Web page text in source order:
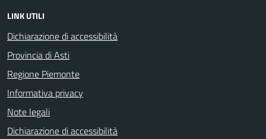
LINK UTILI
Dichiarazione di accessibilità
Provincia di Asti
Regione Piemonte
Informativa privacy
Note legali
Dichiarazione di accessibilità